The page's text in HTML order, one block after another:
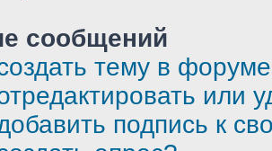
сообщений
тему в
или
подпись к